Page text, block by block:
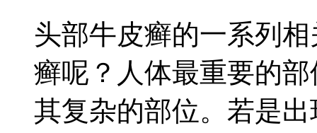
头部牛皮癣的一系列
癣呢？人体最重要的
其复杂的部位。若是